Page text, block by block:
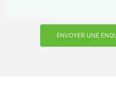
ENVOYER UNE